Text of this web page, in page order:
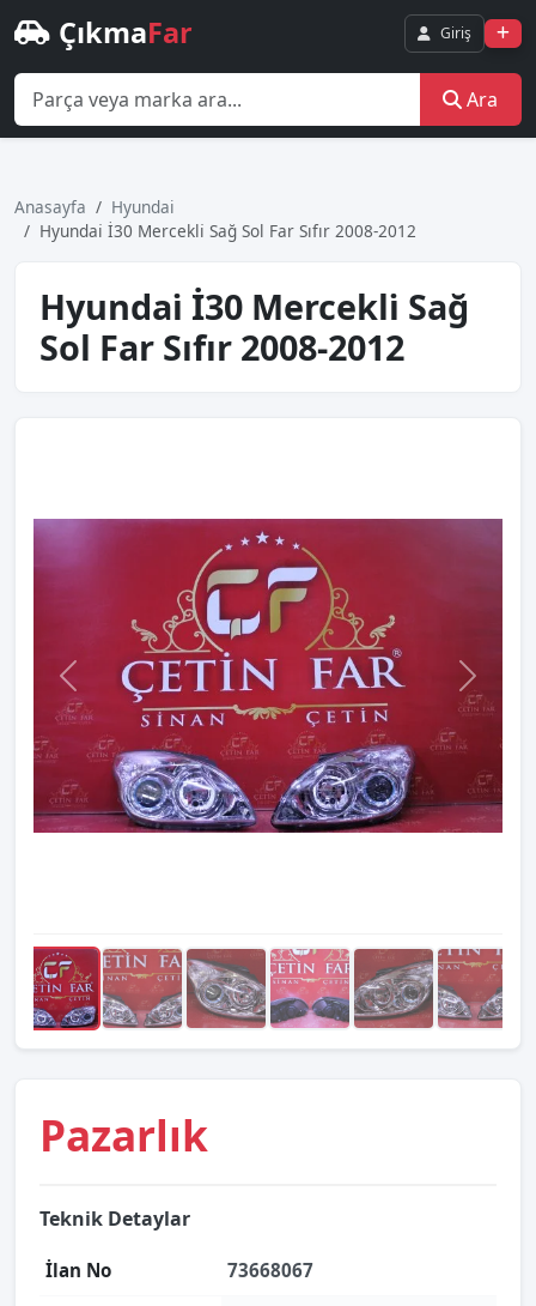
ÇıkmaFar Giriş
Ara
Anasayfa
Hyundai
Hyundai̇ İ30 Mercekli̇ Sağ Sol Far Sıfır 2008-2012
Hyundai̇ İ30 Mercekli̇ Sağ
Sol Far Sıfır 2008-2012
Pazarlık
Teknik Detaylar
İlan No 73668067